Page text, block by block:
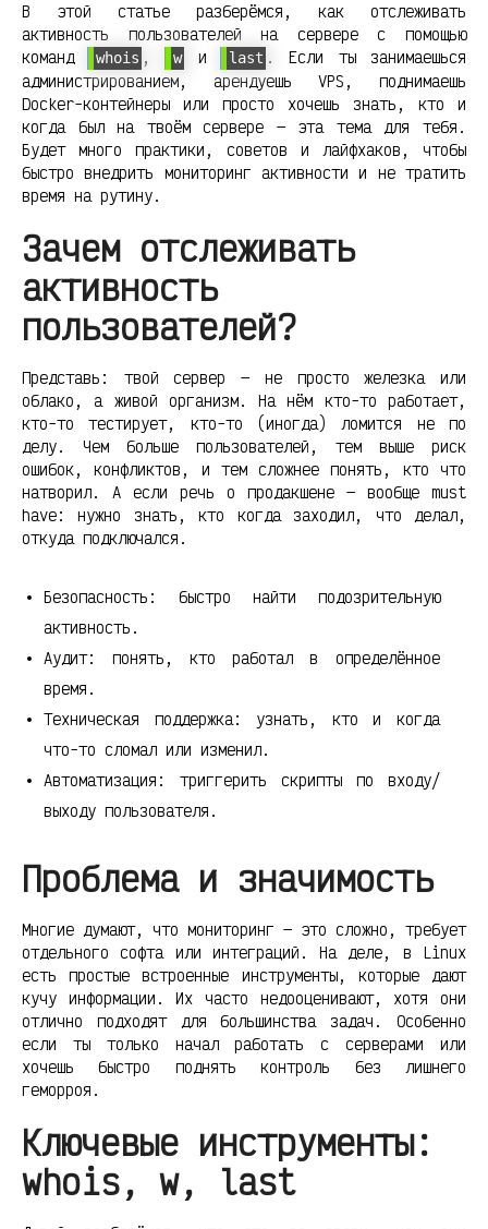
В этой статье разберёмся, как отслеживать
активность пользователей на сервере с помощью
команд
whois , w и last . Если ты занимаешься
администрированием, арендуешь VPS, поднимаешь
Docker-контейнеры или просто хочешь знать, кто и
когда был на твоём сервере — эта тема для тебя.
Будет много практики, советов и лайфхаков, чтобы
быстро внедрить мониторинг активности и не тратить
время на рутину.
Зачем отслеживать
активность
пользователей?
Представь: твой сервер — не просто железка или
облако, а живой организм. На нём кто-то работает,
кто-то тестирует, кто-то (иногда) ломится не по
делу. Чем больше пользователей, тем выше риск
ошибок, конфликтов, и тем сложнее понять, кто что
натворил. А если речь о продакшене — вообще must
have: нужно знать, кто когда заходил, что делал,
откуда подключался.
Безопасность: быстро найти подозрительную
активность.
Аудит: понять, кто работал в определённое
время.
Техническая поддержка: узнать, кто и когда
что-то сломал или изменил.
Автоматизация: триггерить скрипты по входу/
выходу пользователя.
Проблема и значимость
Многие думают, что мониторинг — это сложно, требует
отдельного софта или интеграций. На деле, в Linux
есть простые встроенные инструменты, которые дают
кучу информации. Их часто недооценивают, хотя они
отлично подходят для большинства задач. Особенно
если ты только начал работать с серверами или
хочешь быстро поднять контроль без лишнего
геморроя.
Ключевые инструменты:
whois, w, last